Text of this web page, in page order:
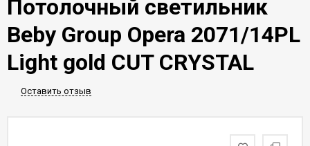
Потолочный светильник
Beby Group Opera 2071/14PL
Light gold CUT CRYSTAL
Оставить отзыв